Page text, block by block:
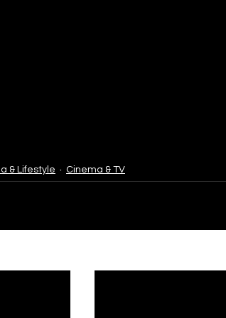
& Lifestyle Cinema & TV